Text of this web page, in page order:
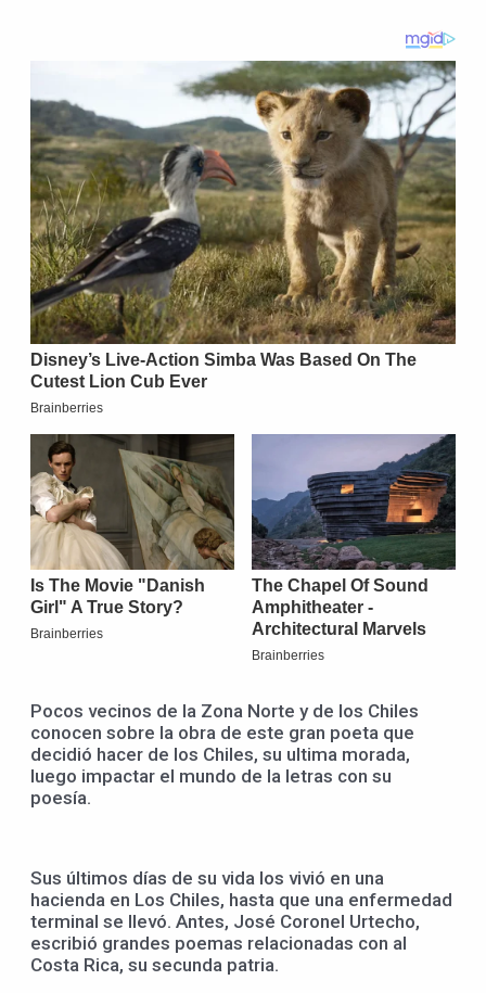
Pocos vecinos de la Zona Norte y de los Chiles
conocen sobre la obra de este gran poeta que
decidió hacer de los Chiles, su ultima morada,
luego impactar el mundo de la letras con su
poesía.
Sus últimos días de su vida los vivió en una
hacienda en Los Chiles, hasta que una enfermedad
terminal se llevó. Antes, José Coronel Urtecho,
escribió grandes poemas relacionadas con al
Costa Rica, su secunda patria.